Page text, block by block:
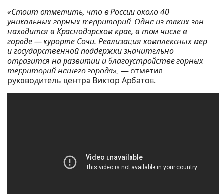
«Стоит отметить, что в России около 40
уникальных горных территорий. Одна из таких зон
находится в Краснодарском крае, в том числе в
городе — курорте Сочи. Реализация комплексных мер
и государственной поддержки значительно
отразится на развитии и благоустройстве горных
территорий нашего города», — отметил
руководитель центра Виктор Арбатов.